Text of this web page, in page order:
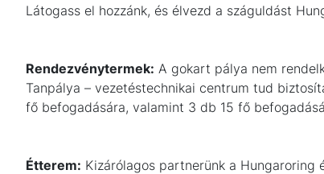
Látogass el hozzánk, és élvezd a száguldást
Rendezvénytermek: A gokart pálya nem
Tanpálya – vezetéstechnikai centrum tud
fő befogadására, valamint 3 db 15 fő
Étterem: Kizárólagos partnerünk a Hungaroring